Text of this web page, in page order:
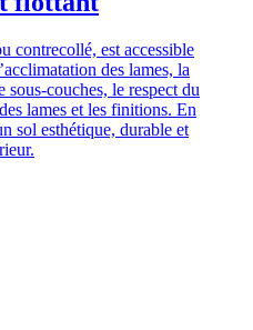
contrecollé, est accessible
des lames, la
couches, le respect du
lames et les finitions. En
sol esthétique, durable et